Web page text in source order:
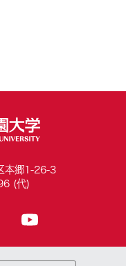
本郷1-26-3
(代)